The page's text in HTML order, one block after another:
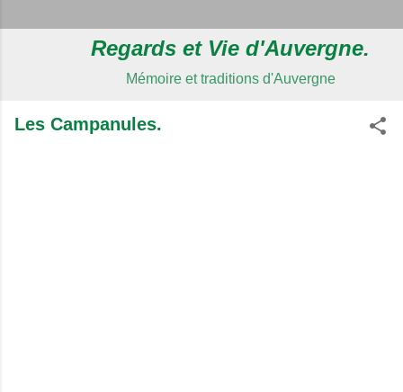
Regards et Vie d'Auvergne.
Mémoire et traditions d'Auvergne
Les Campanules.